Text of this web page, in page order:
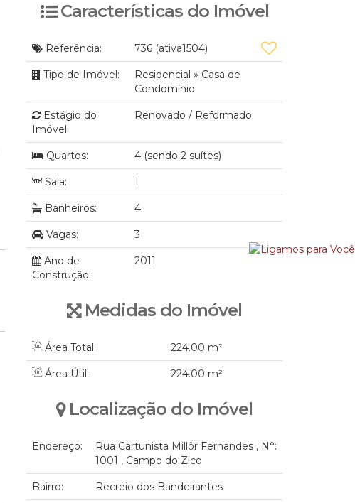
Características do Imóvel
Referência: 736 (ativa1504)
Tipo de Imóvel: Residencial » Casa de
Condomínio
Estágio do
Imóvel:
Renovado / Reformado
Quartos: 4 (sendo 2 suítes)
Sala: 1
Banheiros: 4
Vagas: 3
Ano de
Construção:
2011
Medidas do Imóvel
Área Total: 224.00 m²
Área Útil: 224.00 m²
Localização do Imóvel
Endereço: Rua Cartunista Millôr Fernandes , N°:
1001 , Campo do Zico
Bairro: Recreio dos Bandeirantes